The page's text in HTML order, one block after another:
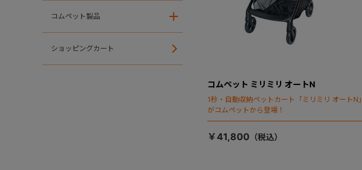
コムペット製品
ショッピングカート
コムペット ミリミリ オートN
1秒・自動収納ペットカート「ミリミリ オートN」
がコムペットから登場！
￥41,800